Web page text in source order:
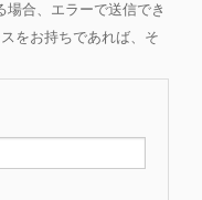
合、エラーで送信でき
をお持ちであれば、そ